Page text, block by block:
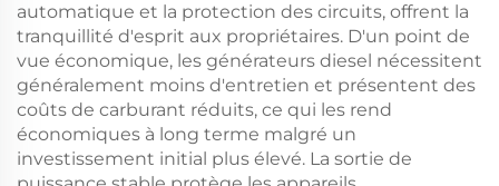
automatique et la protection des circuits, offrent la
tranquillité d'esprit aux propriétaires. D'un point de
vue économique, les générateurs diesel nécessitent
généralement moins d'entretien et présentent des
coûts de carburant réduits, ce qui les rend
économiques à long terme malgré un
investissement initial plus élevé. La sortie de